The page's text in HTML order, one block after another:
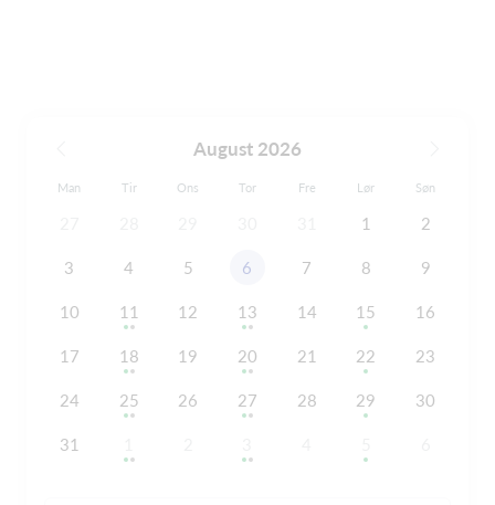
August 2026
Man Tir Ons Tor Fre Lør Søn
1 2
3 4 5 6 7 8 9
10 11 12 13 14 15 16
17 18 19 20 21 22 23
24 25 26 27 28 29 30
31